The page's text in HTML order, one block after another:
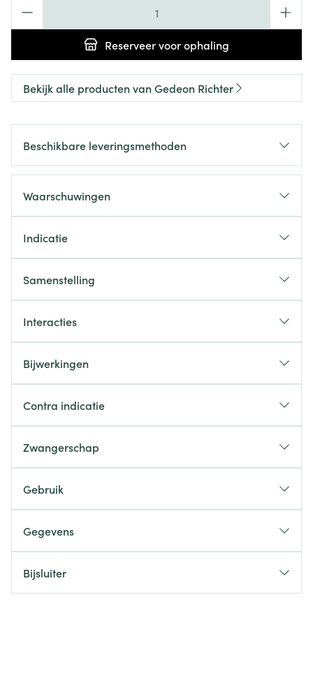
Reserveervoor ophaling
Bekijk alle producten van Gedeon Richter
Beschikbare leveringsmethoden
Waarschuwingen
Indicatie
Samenstelling
Interacties
Bijwerkingen
Contra indicatie
Zwangerschap
Gebruik
Gegevens
Bijsluiter